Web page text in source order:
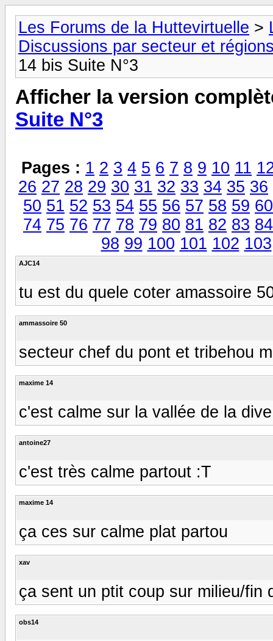
Les Forums de la Huttevirtuelle >
Discussions par secteur et
14 bis Suite N°3
Afficher la version
Suite N°3
Pages : 1 2 3 4 5 6 7 8 9 10 11
26 27 28 29 30 31 32 33 34 35 36
50 51 52 53 54 55 56 57 58 59 60
74 75 76 77 78 79 80 81 82 83 84
98 99 100 101 102 103
AJC14
tu est du quele coter amassoire
ammassoire 50
secteur chef du pont et tribehou
maxime 14
c'est calme sur la vallée de la
antoine27
c'est très calme partout :T
maxime 14
ça ces sur calme plat partou
xav
ça sent un ptit coup sur milieu/fin
obs14